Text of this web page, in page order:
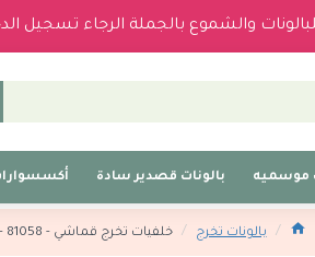
والشموع بالجملة الرجاء تسجيل
موسميه بالونات قصدير سادة
بالونات تخرج خلفيات تخرج قماشي - 81058 - 180*90 سم